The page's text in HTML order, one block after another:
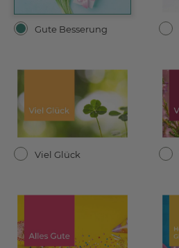
Gute Besserung
Viel Glück